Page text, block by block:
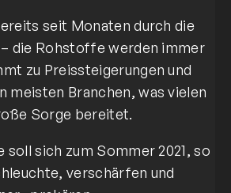
seit Monaten durch die
die Rohstoffe werden immer
zu Preissteigerungen und
meisten Branchen, was vielen
Sorge bereitet.
soll sich zum Sommer 2021, so
verschärfen und